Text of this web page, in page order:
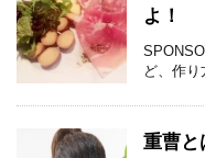
よ！
ど、作
重曹と